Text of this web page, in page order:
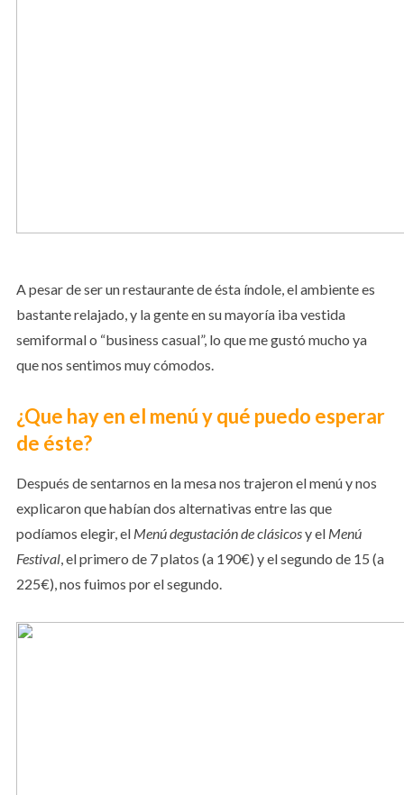
A pesar de ser un restaurante de ésta índole, el ambiente es
bastante relajado, y la gente en su mayoría iba vestida
semiformal o “business casual”, lo que me gustó mucho ya
que nos sentimos muy cómodos.
¿Que hay en el menú y qué puedo esperar
de éste?
Después de sentarnos en la mesa nos trajeron el menú y nos
explicaron que habían dos alternativas entre las que
podíamos elegir, el Menú degustación de clásicosy el Menú
Festival, el primero de 7 platos (a 190€) y el segundo de 15 (a
225€), nos fuimos por el segundo.